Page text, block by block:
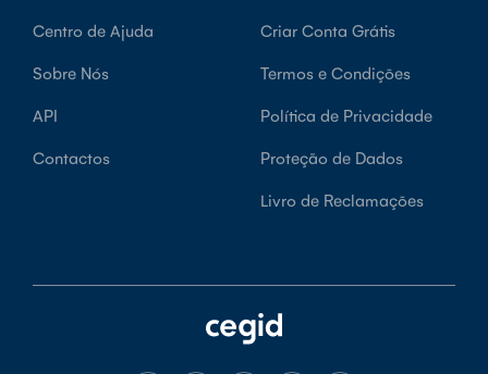
Centro de Ajuda
Sobre Nós
API
Contactos
Criar Conta Grátis
Termos e Condições
Política de Privacidade
Proteção de Dados
Livro de Reclamações